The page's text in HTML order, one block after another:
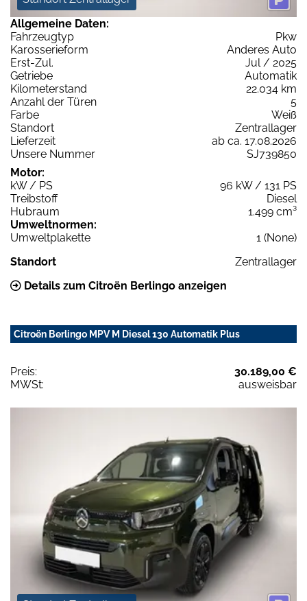
Allgemeine Daten:
Fahrzeugtyp
Pkw
Karosserieform
Anderes Auto
Erst-Zul.
Jul / 2025
Getriebe
Automatik
Kilometerstand
22.034 km
Anzahl der Türen
5
Farbe
Weiß
Standort
Zentrallager
Lieferzeit
ab ca. 17.08.2026
Unsere Nummer
SJ739850
Motor:
kW / PS
96 kW / 131 PS
Treibstoff
Diesel
Hubraum
1.499 cm³
Umweltnormen:
Umweltplakette
1 (None)
Standort
Zentrallager
Details zum Citroën Berlingo anzeigen
Citroën Berlingo MPV M Diesel 130 Automatik Plus
Preis:
30.189,00 €
MWSt:
ausweisbar